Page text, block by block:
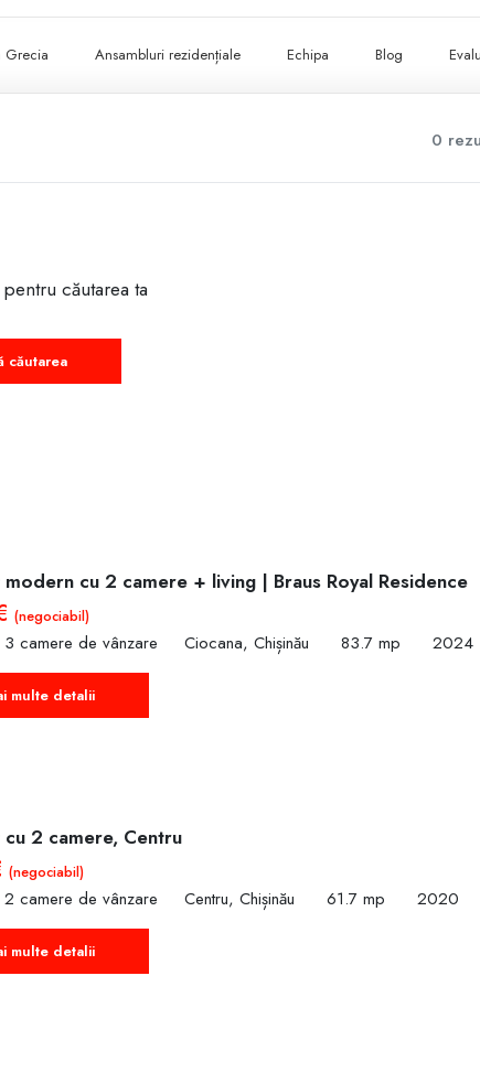
Grecia Ansambluri rezidențiale Echipa Blog
0
căutarea ta
căutarea
cu 2 camere + living | Braus Royal Residence
(negociabil)
camere de vânzare Ciocana, Chișinău 83.7 mp 2024
multe detalii
2 camere, Centru
(negociabil)
camere de vânzare Centru, Chișinău 61.7 mp 2020
multe detalii